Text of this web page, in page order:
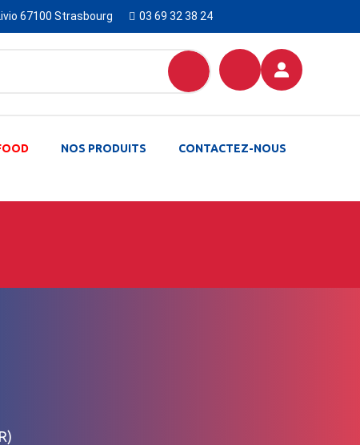
67100 Strasbourg 03 69 32 38 24
CONTACTEZ-NOUS
NOS PRODUITS